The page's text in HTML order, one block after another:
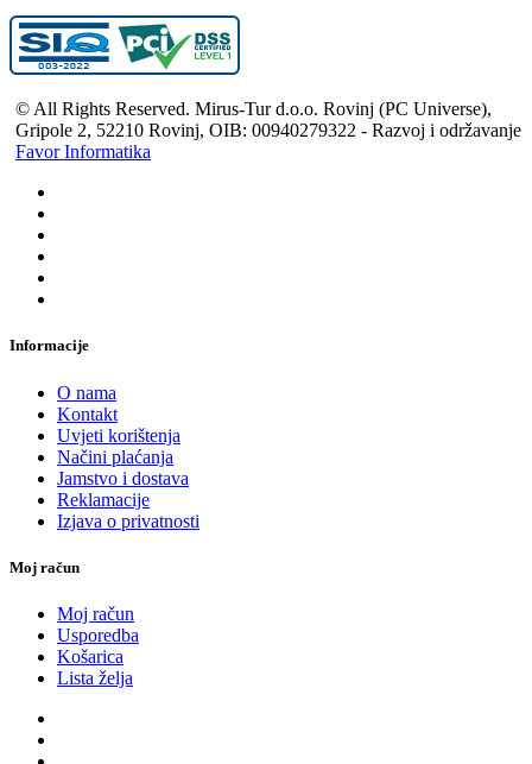
© All Rights Reserved. Mirus-Tur d.o.o. Rovinj (PC Universe),
Gripole 2, 52210 Rovinj, OIB: 00940279322 - Razvoj i održavanje
Favor Informatika
Informacije
O nama
Kontakt
Uvjeti korištenja
Načini plaćanja
Jamstvo i dostava
Reklamacije
Izjava o privatnosti
Moj račun
Moj račun
Usporedba
Košarica
Lista želja